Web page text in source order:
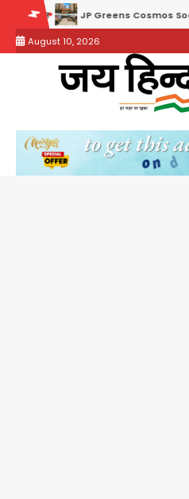
content
JP Greens Cosmos Society: सुविधाओं के लिए संघर्ष
August 10, 2026